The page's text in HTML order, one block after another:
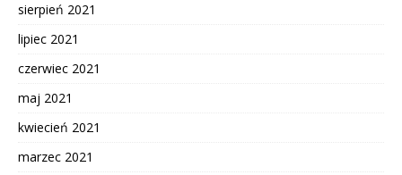
sierpień 2021
lipiec 2021
czerwiec 2021
maj 2021
kwiecień 2021
marzec 2021